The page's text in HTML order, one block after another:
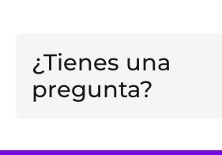
¿Tienes una
pregunta?